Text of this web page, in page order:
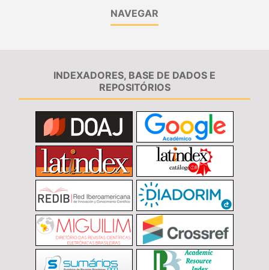
NAVEGAR
INDEXADORES, BASE DE DADOS E
REPOSITÓRIOS